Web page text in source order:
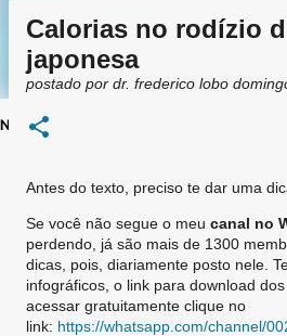
NutroAtual
Siga meu canal no whatsapp
Visite meu site
NutroAtual
Calorias no rodízio
japonesa
postado por dr. frederico lobo
Antes do texto, preciso te dar uma
Se você não segue o meu canal no
perdendo, já são mais de 1300
dicas, pois, diariamente posto nele.
infográficos, o link para download
acessar gratuitamente clique no
link: https://whatsapp.com/channel/